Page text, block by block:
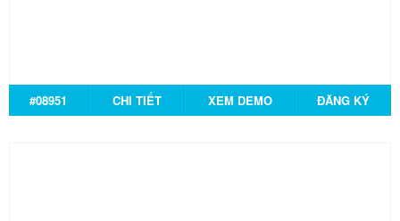
#08951 CHI TIẾT XEM DEMO ĐĂNG KÝ